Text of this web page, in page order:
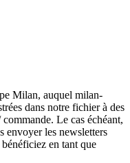
Milan, auquel milan-
dans notre fichier à des
Le cas échéant,
envoyer les newsletters
en tant que